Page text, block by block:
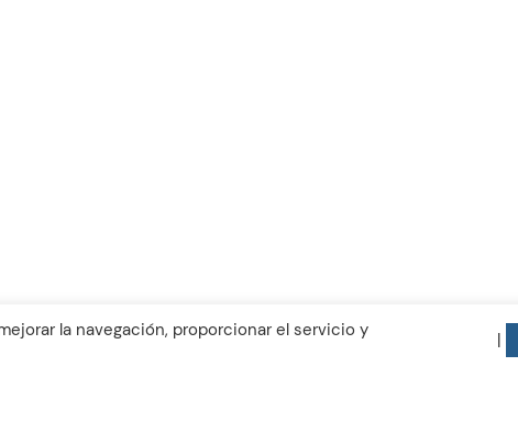
la navegación, proporcionar el servicio y
|